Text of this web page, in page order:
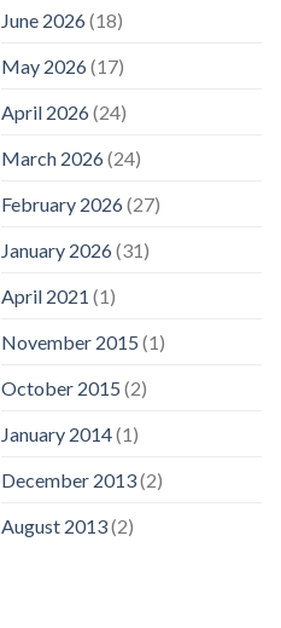
June 2026(18)
May 2026(17)
April 2026(24)
March 2026(24)
February 2026(27)
January 2026(31)
April 2021 (1)
November 2015 (1)
October 2015 (2)
January 2014(1)
December 2013(2)
August 2013(2)